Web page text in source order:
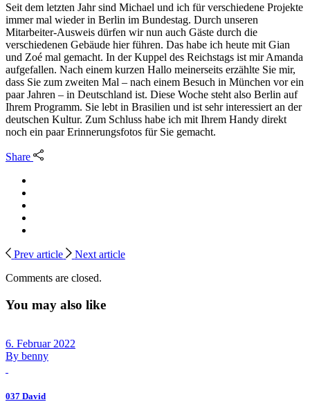
Seit dem letzten Jahr sind Michael und ich für verschiedene Projekte
immer mal wieder in Berlin im Bundestag. Durch unseren
Mitarbeiter-Ausweis dürfen wir nun auch Gäste durch die
verschiedenen Gebäude hier führen. Das habe ich heute mit Gian
und Zoé mal gemacht. In der Kuppel des Reichstags ist mir Amanda
aufgefallen. Nach einem kurzen Hallo meinerseits erzählte Sie mir,
dass Sie zum zweiten Mal – nach einem Besuch in München vor ein
paar Jahren – in Deutschland ist. Diese Woche steht also Berlin auf
Ihrem Programm. Sie lebt in Brasilien und ist sehr interessiert an der
deutschen Kultur. Zum Schluss habe ich mit Ihrem Handy direkt
noch ein paar Erinnerungsfotos für Sie gemacht.
Share
Prev article
Next article
Comments are closed.
You may also like
6. Februar 2022
By benny
037 David